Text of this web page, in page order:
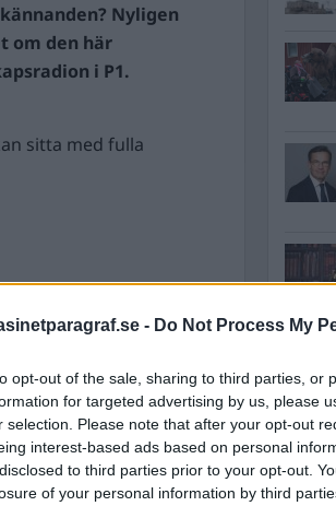
- Do Not Process My
opt-out of the sale, sharing to third parties, or
for targeted advertising by us, please
selection. Please note that after your opt-out
interest-based ads based on personal
to third parties prior to your opt-out.
of your personal information by third
Nyligen
om den här
i P1.
sitta med fulla
STÖD
Stöd